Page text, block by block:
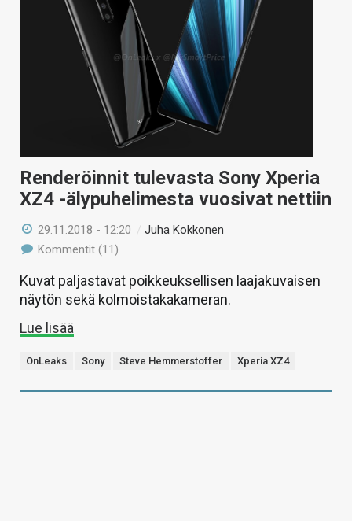
VAIHDA TEEMA
Renderöinnit tulevasta Sony Xperia
XZ4 -älypuhelimesta vuosivat nettiin
29.11.2018 - 12:20 /Juha Kokkonen
Kommentit (11)
Kuvat paljastavat poikkeuksellisen laajakuvaisen
näytön sekä kolmoistakakameran.
Lue lisää
OnLeaks Sony Steve Hemmerstoffer Xperia XZ4